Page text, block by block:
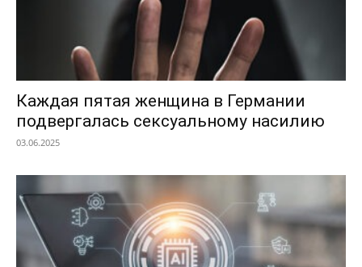
Каждая пятая женщина в Германии
подвергалась сексуальному насилию
03.06.2025